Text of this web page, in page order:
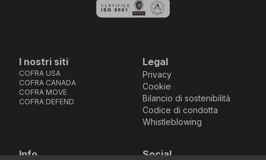
I nostri siti
COFRA USA
COFRA CANADA
COFRA MOVE
COFRA DEFEND
Legal
Privacy
Cookie
Bilancio di sostenibilità
Codice di condotta
Whistleblowing
Info Social